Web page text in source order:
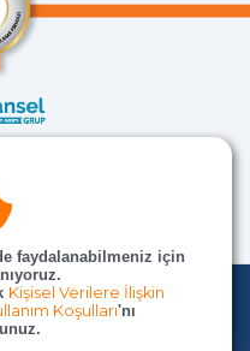
faydalanabilmeniz için
Kişisel Verilere İlişkin
Koşulları'nı